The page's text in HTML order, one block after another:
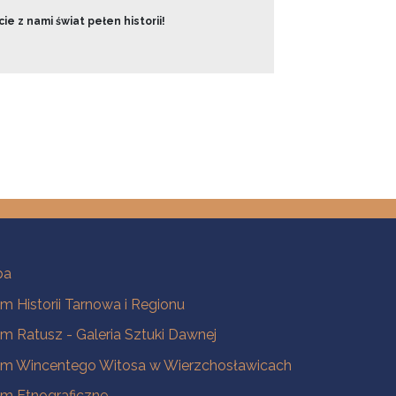
z nami świat pełen historii!
Historii Tarnowa i Regionu
Ratusz - Galeria Sztuki Dawnej
Wincentego Witosa w Wierzchosławicach